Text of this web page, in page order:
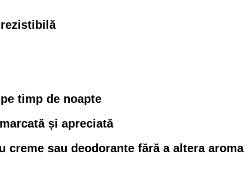
timp de noapte
și apreciată
sau deodorante fără a altera aroma